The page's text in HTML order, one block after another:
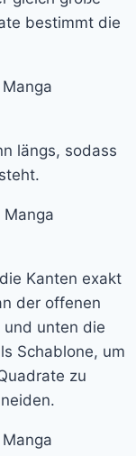
bestimmt die
längs, sodass
Kanten exakt
der offenen
und unten die
Schablone, um
zu